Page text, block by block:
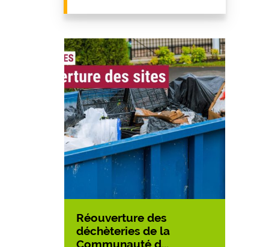
Réouverture des
déchèteries de la
Communauté d...